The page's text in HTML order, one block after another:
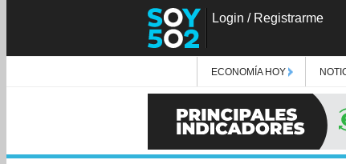
Login / Registrarme
ECONOMÍA HOY